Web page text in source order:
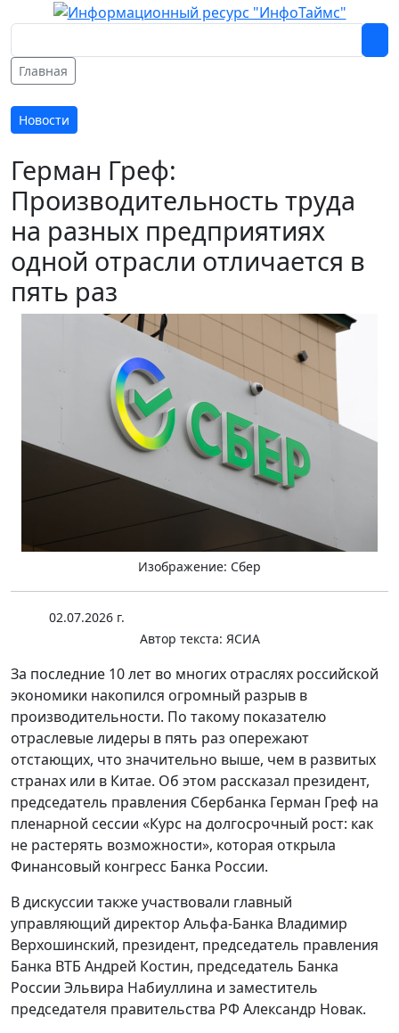
Главная
Новости
Герман Греф:
Производительность труда
на разных предприятиях
одной отрасли отличается в
пять раз
Изображение: Сбер
02.07.2026 г.
Автор текста: ЯСИА
За последние 10 лет во многих отраслях российской
экономики накопился огромный разрыв в
производительности. По такому показателю
отраслевые лидеры в пять раз опережают
отстающих, что значительно выше, чем в развитых
странах или в Китае. Об этом рассказал президент,
председатель правления Сбербанка Герман Греф на
пленарной сессии «Курс на долгосрочный рост: как
не растерять возможности», которая открыла
Финансовый конгресс Банка России.
В дискуссии также участвовали главный
управляющий директор Альфа-Банка Владимир
Верхошинский, президент, председатель правления
Банка ВТБ Андрей Костин, председатель Банка
России Эльвира Набиуллина и заместитель
председателя правительства РФ Александр Новак.